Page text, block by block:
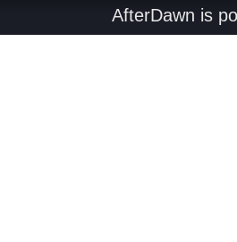
AfterDawn is